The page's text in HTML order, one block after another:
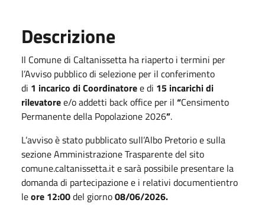
Descrizione
Il Comune di Caltanissetta ha riaperto i termini per
l’Avviso pubblico di selezione per il conferimento
di 1 incarico di Coordinatoree di 15 incarichi di
rilevatoree/o addetti back office per il “Censimento
Permanente della Popolazione 2026”.
L’avviso è stato pubblicato sull’Albo Pretorio e sulla
sezione Amministrazione Trasparente del sito
comune.caltanissetta.it e sarà possibile presentare la
domanda di partecipazione e i relativi documentientro
leore 12:00del giorno08/06/2026.